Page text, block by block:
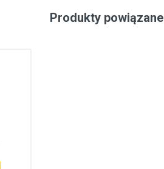
Produkty powiązane